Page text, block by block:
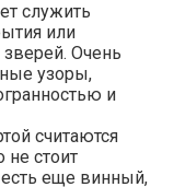
служить
или
Очень
узоры,
и
считаются
стоит
еще винный,